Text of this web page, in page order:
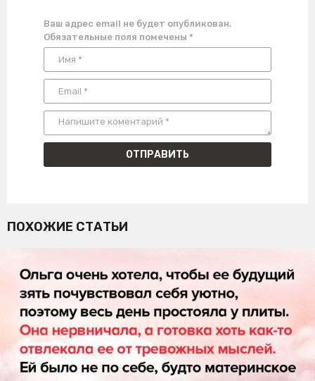
Ваш адрес email не будет опубликован.
Обязательные поля помечены *
ПОХОЖИЕ СТАТЬИ